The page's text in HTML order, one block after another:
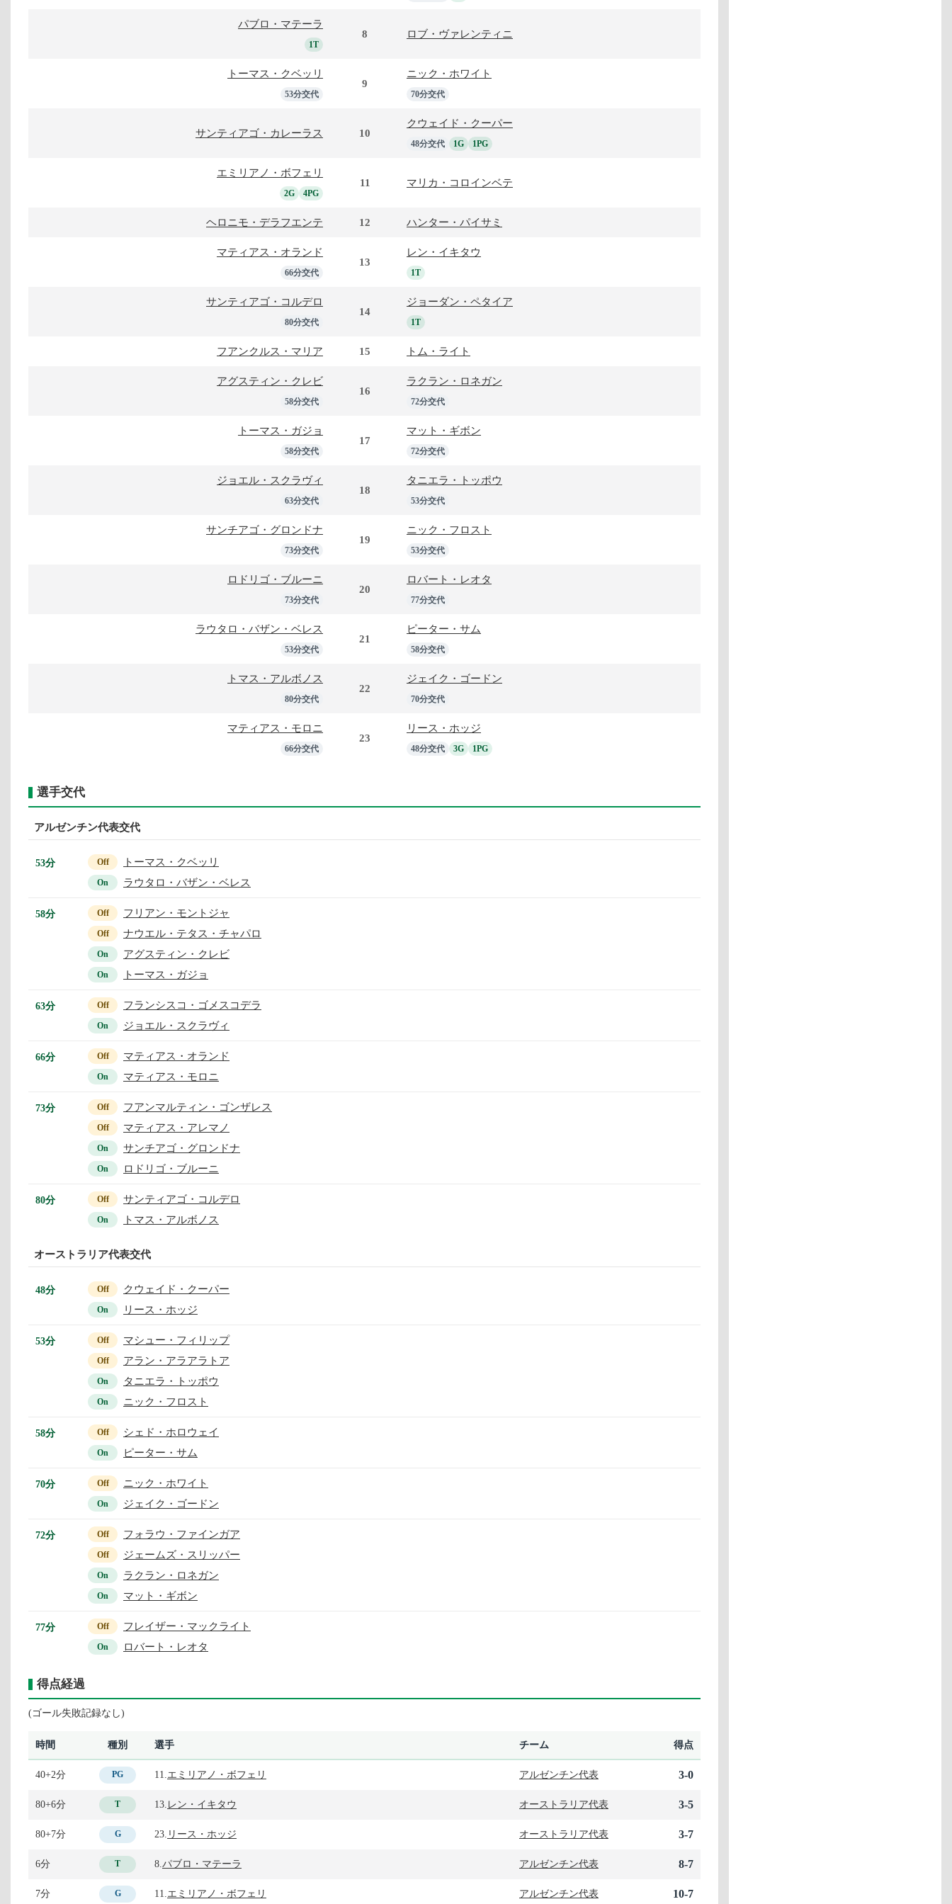
パブロ・マテーラ
1T
8 ロブ・ヴァレンティニ
トーマス・クベッリ
53分交代
9
ニック・ホワイト
70分交代
サンティアゴ・カレーラス 10
クウェイド・クーパー
48分交代 1G 1PG
エミリアノ・ボフェリ
2G 4PG
11 マリカ・コロインベテ
ヘロニモ・デラフエンテ 12 ハンター・パイサミ
マティアス・オランド
66分交代
13
レン・イキタウ
1T
サンティアゴ・コルデロ
80分交代
14
ジョーダン・ペタイア
1T
フアンクルス・マリア 15 トム・ライト
アグスティン・クレビ
58分交代
16
ラクラン・ロネガン
72分交代
トーマス・ガジョ
58分交代
17
マット・ギボン
72分交代
ジョエル・スクラヴィ
63分交代
18
タニエラ・トッポウ
53分交代
サンチアゴ・グロンドナ
73分交代
19
ニック・フロスト
53分交代
ロドリゴ・ブルーニ
73分交代
20
ロバート・レオタ
77分交代
ラウタロ・バザン・ベレス
53分交代
21
ピーター・サム
58分交代
トマス・アルボノス
80分交代
22
ジェイク・ゴードン
70分交代
マティアス・モロニ
66分交代
23
リース・ホッジ
48分交代 3G 1PG
選手交代
アルゼンチン代表交代
53分 Off トーマス・クベッリ
On ラウタロ・バザン・ベレス
58分 Off フリアン・モントジャ
Off ナウエル・テタス・チャパロ
On アグスティン・クレビ
On トーマス・ガジョ
63分 Off フランシスコ・ゴメスコデラ
On ジョエル・スクラヴィ
66分 Off マティアス・オランド
On マティアス・モロニ
73分 Off フアンマルティン・ゴンザレス
Off マティアス・アレマノ
On サンチアゴ・グロンドナ
On ロドリゴ・ブルーニ
80分 Off サンティアゴ・コルデロ
On トマス・アルボノス
オーストラリア代表交代
48分 Off クウェイド・クーパー
On リース・ホッジ
53分 Off マシュー・フィリップ
Off アラン・アラアラトア
On タニエラ・トッポウ
On ニック・フロスト
58分 Off シェド・ホロウェイ
On ピーター・サム
70分 Off ニック・ホワイト
On ジェイク・ゴードン
72分 Off フォラウ・ファインガア
Off ジェームズ・スリッパー
On ラクラン・ロネガン
On マット・ギボン
77分 Off フレイザー・マックライト
On ロバート・レオタ
得点経過
(ゴール失敗記録なし)
時間 種別 選手 チーム 得点
40+2分 PG 11. エミリアノ・ボフェリ アルゼンチン代表 3-0
80+6分 T 13. レン・イキタウ オーストラリア代表 3-5
80+7分 G 23. リース・ホッジ オーストラリア代表 3-7
6分 T 8. パブロ・マテーラ アルゼンチン代表 8-7
7分 G 11. エミリアノ・ボフェリ アルゼンチン代表 10-7